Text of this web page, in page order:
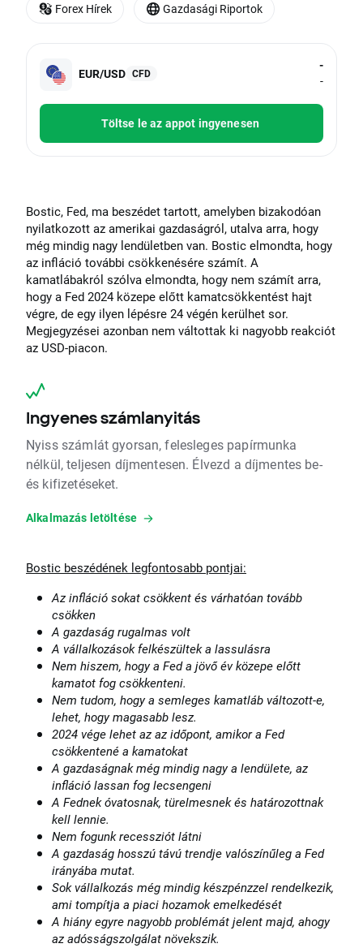
EUR/USD CFD
-
-
Töltse le az appot ingyenesen
Bostic, Fed, ma beszédet tartott, amelyben bizakodóan
nyilatkozott az amerikai gazdaságról, utalva arra, hogy
még mindig nagy lendületben van. Bostic elmondta, hogy
az infláció további csökkenésére számít. A
kamatlábakról szólva elmondta, hogy nem számít arra,
hogy a Fed 2024 közepe előtt kamatcsökkentést hajt
végre, de egy ilyen lépésre 24 végén kerülhet sor.
Megjegyzései azonban nem váltottak ki nagyobb reakciót
az USD-piacon.
Ingyenes számlanyitás
Nyiss számlát gyorsan, felesleges papírmunka
nélkül, teljesen díjmentesen. Élvezd a díjmentes be-
és kifizetéseket.
Alkalmazás letöltése
Bostic beszédének legfontosabb pontjai:
Az infláció sokat csökkent és várhatóan tovább
csökken
A gazdaság rugalmas volt
A vállalkozások felkészültek a lassulásra
Nem hiszem, hogy a Fed a jövő év közepe előtt
kamatot fog csökkenteni.
Nem tudom, hogy a semleges kamatláb változott-e,
lehet, hogy magasabb lesz.
2024 vége lehet az az időpont, amikor a Fed
csökkentené a kamatokat
A gazdaságnak még mindig nagy a lendülete, az
infláció lassan fog lecsengeni
A Fednek óvatosnak, türelmesnek és határozottnak
kell lennie.
Nem fogunk recessziót látni
A gazdaság hosszú távú trendje valószínűleg a Fed
irányába mutat.
Sok vállalkozás még mindig készpénzzel rendelkezik,
ami tompítja a piaci hozamok emelkedését
A hiány egyre nagyobb problémát jelent majd, ahogy
az adósságszolgálat növekszik.
Forex Hírek Gazdasági Riportok